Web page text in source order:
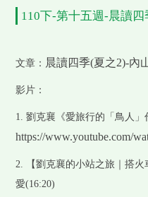
110下-第十五週-晨讀
文章： 晨讀四季(夏之2)-內
影片：
1. 劉克襄《愛旅行的「鳥人
https://www.youtube.com/
2. 【劉克襄的小站之旅｜搭
愛(16:20)